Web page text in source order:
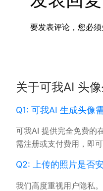
要发表评论，您必
关于可我AI 头
Q1: 可我AI 生成头像
可我AI 提供完全免费的
需注册或支付费用，即
Q2: 上传的照片是否
我们高度重视用户隐私